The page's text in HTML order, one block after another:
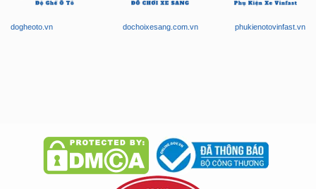
dogheoto.vn dochoixesang.com.vn phukienotovinfast.vn